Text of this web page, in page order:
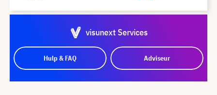
visunext Services
Hulp & FAQ Adviseur